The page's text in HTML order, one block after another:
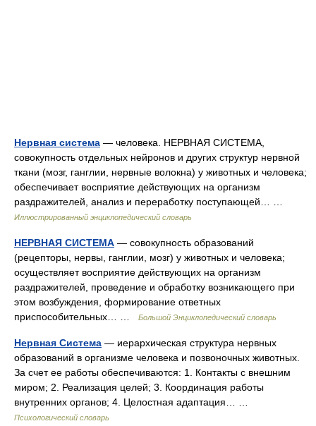
Нервная система — человека. НЕРВНАЯ СИСТЕМА,
совокупность отдельных нейронов и других структур нервной
ткани (мозг, ганглии, нервные волокна) у животных и человека;
обеспечивает восприятие действующих на организм
раздражителей, анализ и переработку поступающей… …
Иллюстрированный энциклопедический словарь
НЕРВНАЯ СИСТЕМА — совокупность образований
(рецепторы, нервы, ганглии, мозг) у животных и человека;
осуществляет восприятие действующих на организм
раздражителей, проведение и обработку возникающего при
этом возбуждения, формирование ответных
приспособительных… …
Большой Энциклопедический словарь
Нервная Система — иерархическая структура нервных
образований в организме человека и позвоночных животных.
За счет ее работы обеспечиваются: 1. Контакты с внешним
миром; 2. Реализация целей; 3. Координация работы
внутренних органов; 4. Целостная адаптация… …
Психологический словарь